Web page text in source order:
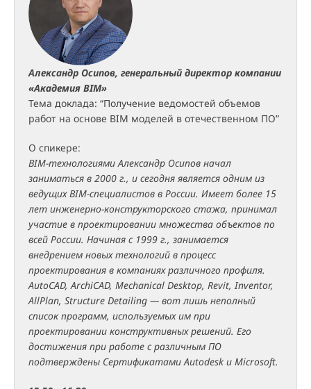
Александр Осипов, генеральный директор компании
«Академия BIM»
Тема доклада: “Получение ведомостей объемов
работ на основе BIM моделей в отечественном ПО”
О спикере:
BIM-технологиями Александр Осипов начал
заниматься в 2000 г., и сегодня является одним из
ведущих BIM-специалистов в России. Имеет более 15
лет инженерно-конструкторского стажа, принимал
участие в проектировании множества объектов по
всей России. Начиная с 1999 г., занимается
внедрением новых технологий в процесс
проектирования в компаниях различного профиля.
AutoCAD, ArchiCAD, Mechanical Desktop, Revit, Inventor,
AllPlan, Structure Detailing — вот лишь неполный
список программ, используемых им при
проектировании конструктивных решений. Его
достижения при работе с различным ПО
подтверждены Сертификатами Autodesk и Microsoft.